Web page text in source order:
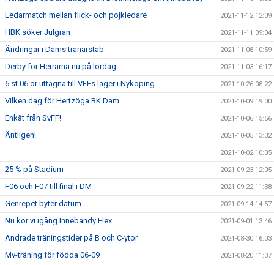
Ledarmatch mellan flick- och pojkledare 2021-11-12 12:09
HBK söker Julgran 2021-11-11 09:04
Ändringar i Dams tränarstab 2021-11-08 10:59
Derby för Herrarna nu på lördag 2021-11-03 16:17
6 st 06:or uttagna till VFFs läger i Nyköping 2021-10-26 08:22
Vilken dag för Hertzöga BK Dam 2021-10-09 19:00
Enkät från SvFF! 2021-10-06 15:56
Äntligen! 2021-10-05 13:32
2021-10-02 10:05
25 % på Stadium 2021-09-23 12:05
F06 och F07 till final i DM 2021-09-22 11:38
Genrepet byter datum 2021-09-14 14:57
Nu kör vi igång Innebandy Flex 2021-09-01 13:46
Ändrade träningstider på B och C-ytor 2021-08-30 16:03
Mv-träning för födda 06-09 2021-08-20 11:37